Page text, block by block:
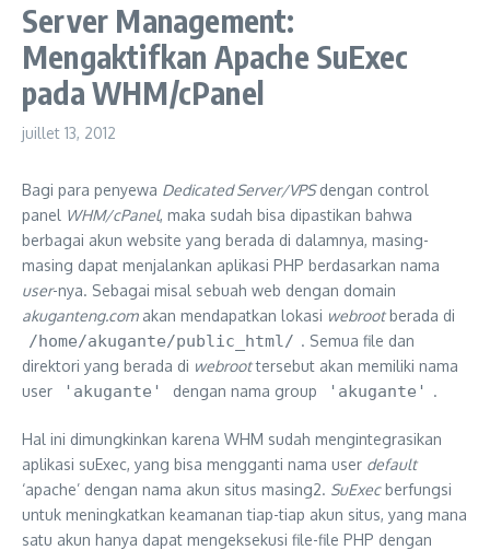
Server Management:
Mengaktifkan Apache SuExec
pada WHM/cPanel
juillet 13, 2012
Bagi para penyewa Dedicated Server/VPSdengan control
panel WHM/cPanel, maka sudah bisa dipastikan bahwa
berbagai akun website yang berada di dalamnya, masing-
masing dapat menjalankan aplikasi PHP berdasarkan nama
user-nya. Sebagai misal sebuah web dengan domain
akuganteng.comakan mendapatkan lokasi webrootberada di
/home/akugante/public_html/ . Semua file dan
direktori yang berada di webroottersebut akan memiliki nama
user
'akugante' dengan nama group 'akugante' .
Hal ini dimungkinkan karena WHM sudah mengintegrasikan
aplikasi suExec, yang bisa mengganti nama user default
‘apache’ dengan nama akun situs masing2. SuExecberfungsi
untuk meningkatkan keamanan tiap-tiap akun situs, yang mana
satu akun hanya dapat mengeksekusi file-file PHP dengan